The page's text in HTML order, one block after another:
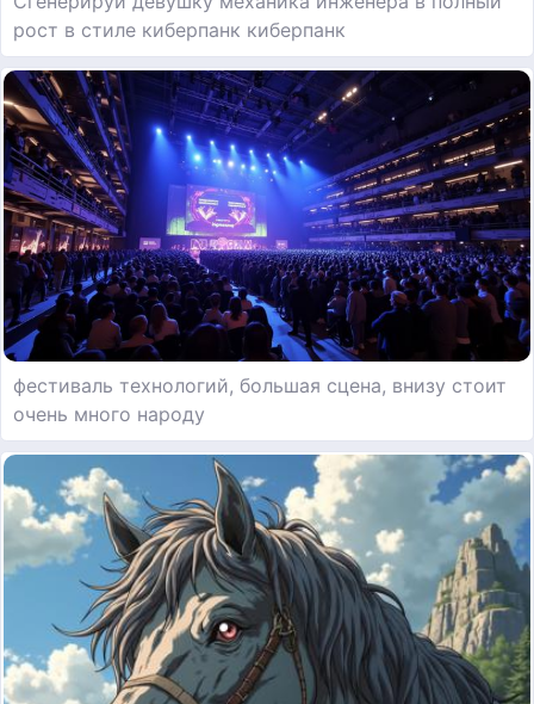
рост в стиле киберпанк киберпанк
фестиваль технологий, большая сцена, внизу стоит
очень много народу